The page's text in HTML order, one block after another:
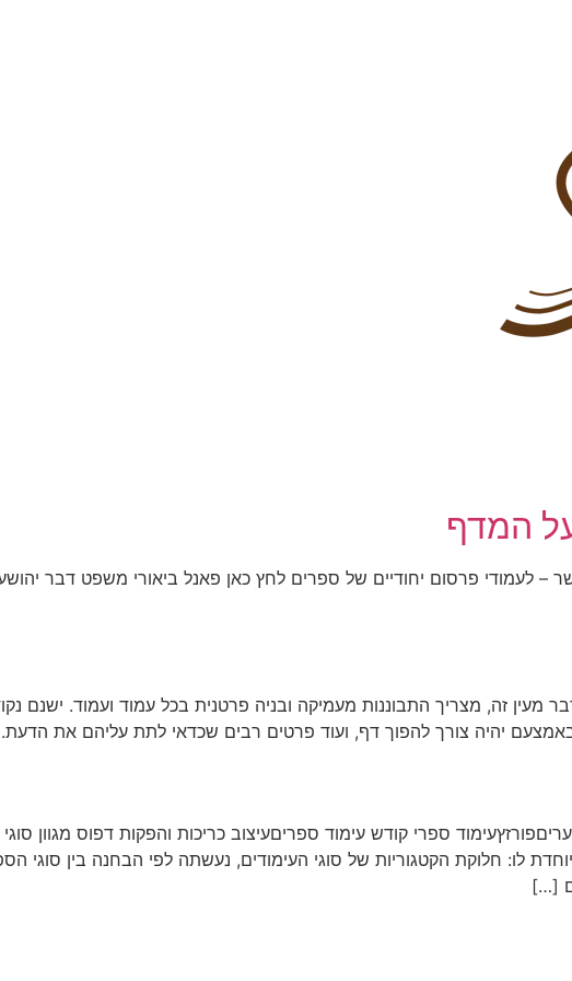
המדף
לעמודי פרסום יחודיים של ספרים לחץ כאן פאנל ביאורי משפט דבר
דבר מעין זה, מצריך התבוננות מעמיקה ובניה פרטנית בכל עמוד ועמוד. ישנם
יהיה צורך להפוך דף, ועוד פרטים רבים שכדאי לתת עליהם את הדעת.
ספרי קודש עימוד ספריםעיצוב כריכות והפקות דפוס מגוון
לו: חלוקת הקטגוריות של סוגי העימודים, נעשתה לפי הבחנה בין סוגי
[…]